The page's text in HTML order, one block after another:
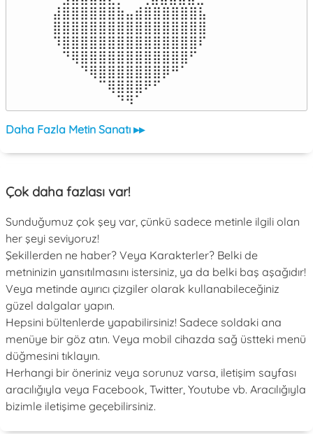
⣼⣿⣿⣿⣿⣿⣿⣷⣤⣾⣿⣿⣿⣿⣿⣿⣧
⣿⣿⣿⣿⣿⣿⣿⣿⣿⣿⣿⣿⣿⣿⣿⣿⣿
⠹⣿⣿⣿⣿⣿⣿⣿⣿⣿⣿⣿⣿⣿⣿⣿⠏
⠀⠙⢿⣿⣿⣿⣿⣿⣿⣿⣿⣿⣿⣿⣿⠋⠀
⠀⠀⠀⠙⢿⣿⣿⣿⣿⣿⣿⣿⡿⠛⠁⠀⠀
⠀⠀⠀⠀⠀⠉⢿⣿⣿⣿⠟⠋⠀⠀⠀⠀⠀
⠀⠀⠀⠀⠀⠀⠀⠙⠻⠁⠀⠀⠀⠀⠀⠀⠀⠀⠀⠀⠀⠀⠀
Daha Fazla Metin Sanatı ▸▸
Çok daha fazlası var!
Sunduğumuz çok şey var, çünkü sadece metinle ilgili olan
her şeyi seviyoruz!
Şekillerden ne haber? Veya Karakterler? Belki de
metninizin yansıtılmasını istersiniz, ya da belki baş aşağıdır!
Veya metinde ayırıcı çizgiler olarak kullanabileceğiniz
güzel dalgalar yapın.
Hepsini bültenlerde yapabilirsiniz! Sadece soldaki ana
menüye bir göz atın. Veya mobil cihazda sağ üstteki menü
düğmesini tıklayın.
Herhangi bir öneriniz veya sorunuz varsa, iletişim sayfası
aracılığıyla veya Facebook, Twitter, Youtube vb. Aracılığıyla
bizimle iletişime geçebilirsiniz.